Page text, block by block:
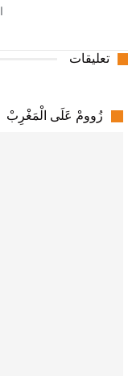
تعليقات
زُوومْ عَلَى الْمَغْرِبْ